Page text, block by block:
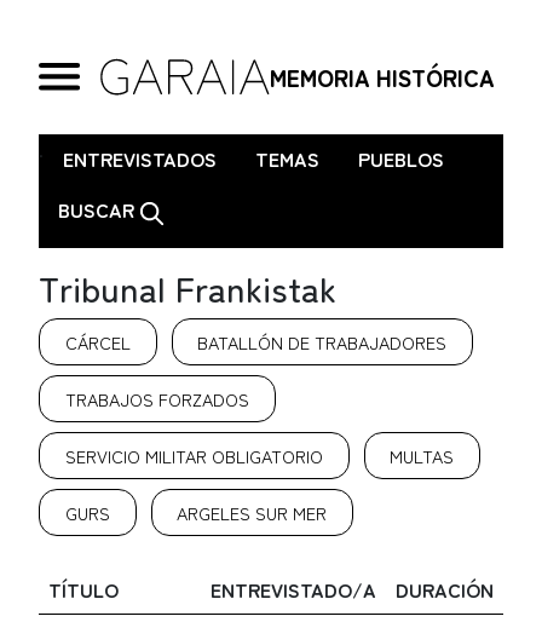
MEMORIA HISTÓRICA
. ENTREVISTADOS TEMAS
PUEBLOS
BUSCAR
Tribunal Frankistak
CÁRCEL BATALLÓN DE TRABAJADORES
TRABAJOS FORZADOS
SERVICIO MILITAR OBLIGATORIO MULTAS
GURS ARGELES SUR MER
TÍTULO ENTREVISTADO/A
DURACIÓN